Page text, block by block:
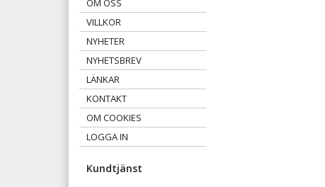
OM OSS
VILLKOR
NYHETER
NYHETSBREV
LÄNKAR
KONTAKT
OM COOKIES
LOGGA IN
Kundtjänst